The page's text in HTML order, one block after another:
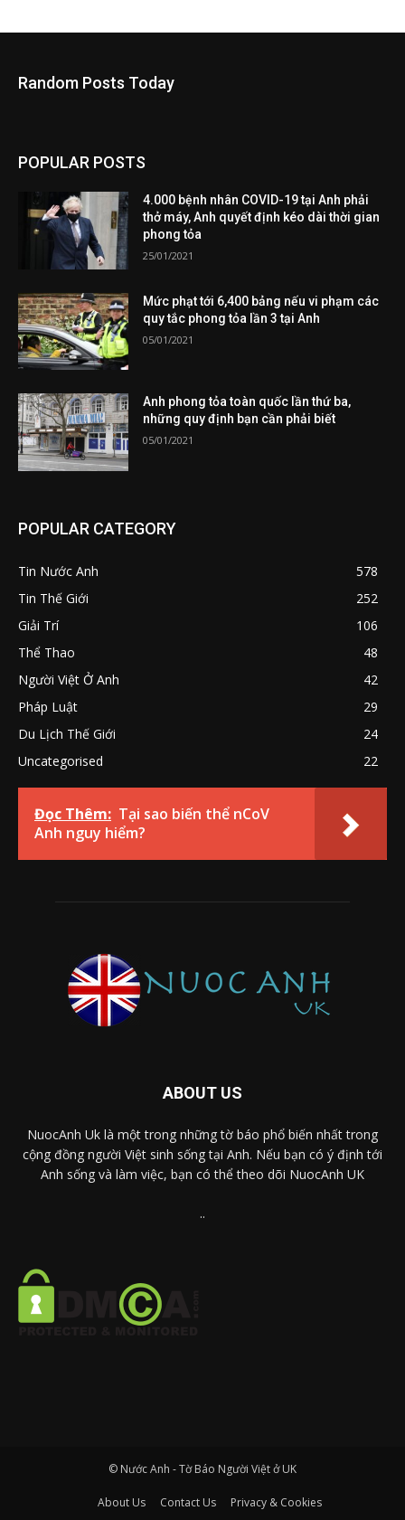
Random Posts Today
POPULAR POSTS
4.000 bệnh nhân COVID-19 tại Anh phải
thở máy, Anh quyết định kéo dài thời gian
phong tỏa
25/01/2021
Mức phạt tới 6,400 bảng nếu vi phạm các
quy tắc phong tỏa lần 3 tại Anh
05/01/2021
Anh phong tỏa toàn quốc lần thứ ba,
những quy định bạn cần phải biết
05/01/2021
POPULAR CATEGORY
Tin Nước Anh
578
Tin Thế Giới
252
Giải Trí
106
Thể Thao
48
Người Việt Ở Anh
42
Pháp Luật
29
Du Lịch Thế Giới
24
Uncategorised
22
Đọc Thêm: Tại sao biến thể nCoV
Anh nguy hiểm?
ABOUT US
NuocAnh Uk là một trong những tờ báo phổ biến nhất trong
cộng đồng người Việt sinh sống tại Anh. Nếu bạn có ý định tới
Anh sống và làm việc, bạn có thể theo dõi NuocAnh UK
..
© Nước Anh - Tờ Báo Người Việt ở UK
About Us Contact Us Privacy & Cookies